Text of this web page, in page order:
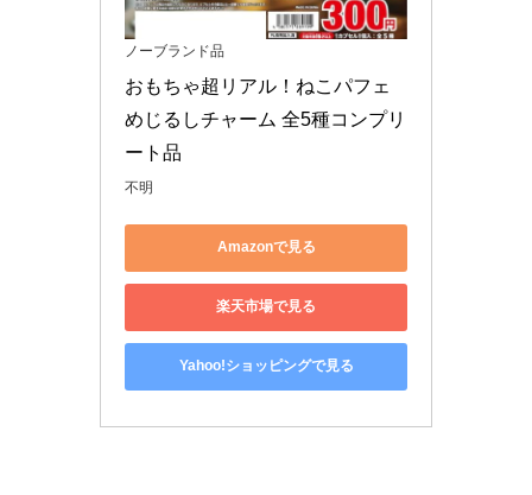
ノーブランド品
おもちゃ超リアル！ねこパフェ
めじるしチャーム 全5種コンプリ
ート品
不明
Amazonで見る
楽天市場で見る
Yahoo!ショッピングで見る